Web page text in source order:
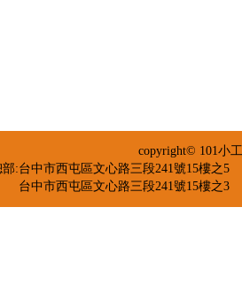
copyright© 101
部:台中市西屯區文心路三段241號15樓之5
台中市西屯區文心路三段241號15樓之